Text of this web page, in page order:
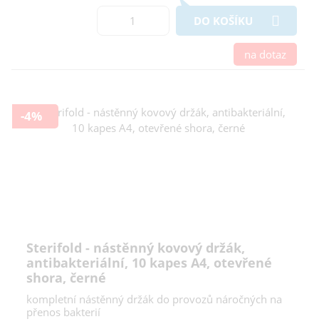
DO KOŠÍKU
na dotaz
-4%
Sterifold - nástěnný kovový držák,
antibakteriální, 10 kapes A4, otevřené
shora, černé
kompletní nástěnný držák do provozů náročných na
přenos bakterií